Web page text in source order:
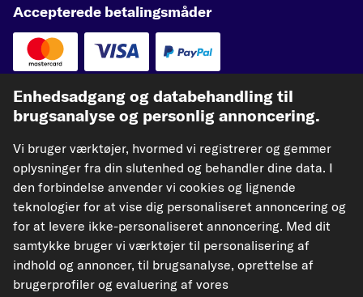
Accepterede betalingsmåder
Vores fragtpartnere
carpardoo.fr
Enhedsadgang og databehandling til
brugsanalyse og personlig annoncering.
Vi bruger værktøjer, hvormed vi registrerer og gemmer
oplysninger fra din slutenhed og behandler dine data. I
den forbindelse anvender vi cookies og lignende
teknologier for at vise dig personaliseret annoncering og
for at levere ikke-personaliseret annoncering. Med dit
samtykke bruger vi værktøjer til personalisering af
indhold og annoncer, til brugsanalyse, oprettelse af
brugerprofiler og evaluering af vores